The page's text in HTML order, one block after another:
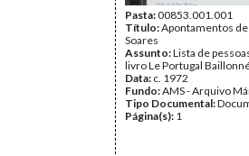
Pasta:00853.001.001
Título:Apontamentos
Soares
Assunto:Lista de
livro Le Portugal
Data: c. 1972
Fundo:AMS - Arquivo
Tipo Documental:
Página(s): 1